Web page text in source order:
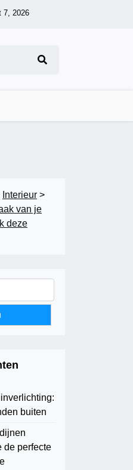
voor de woonkamer:
7, 2026
Interieur >
van je
deze
buiten
de perfecte